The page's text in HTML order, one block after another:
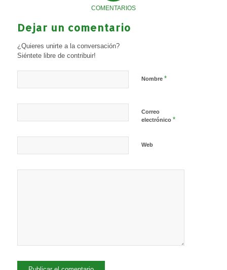
COMENTARIOS
Dejar un comentario
¿Quieres unirte a la conversación?
Siéntete libre de contribuir!
Nombre *
Correo
electrónico *
Web